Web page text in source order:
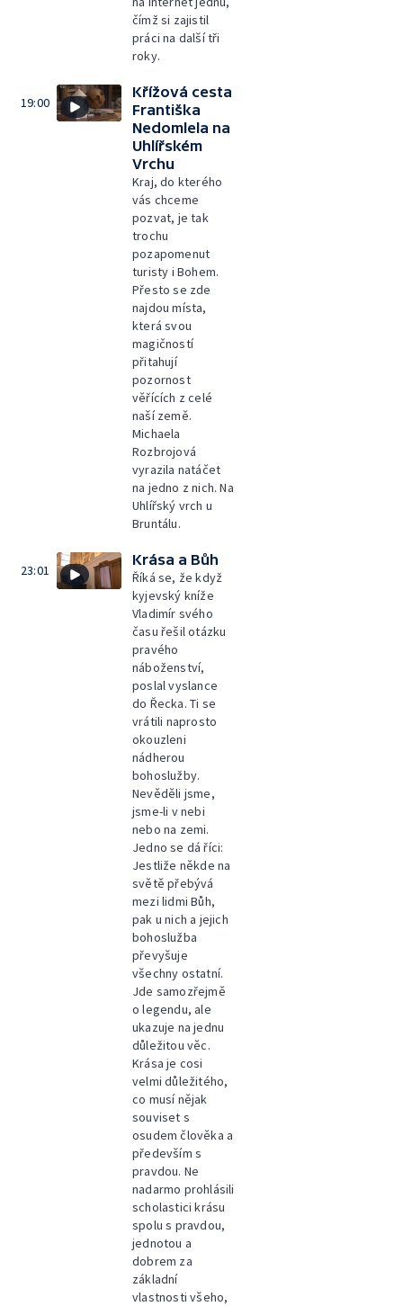
čímž si zajistil
práci na další tři
roky.
19:00
Křížová cesta
Františka
Nedomlela na
Uhlířském
Vrchu
Kraj, do kterého
vás chceme
pozvat, je tak
trochu
pozapomenut
turisty i Bohem.
Přesto se zde
najdou místa,
která svou
magičností
přitahují
pozornost
věřících z celé
naší země.
Michaela
Rozbrojová
vyrazila natáčet
na jedno z nich. Na
Uhlířský vrch u
Bruntálu.
23:01
Krása a Bůh
Říká se, že když
kyjevský kníže
Vladimír svého
času řešil otázku
pravého
náboženství,
poslal vyslance
do Řecka. Ti se
vrátili naprosto
okouzleni
nádherou
bohoslužby.
Nevěděli jsme,
jsme-li v nebi
nebo na zemi.
Jedno se dá říci:
Jestliže někde na
světě přebývá
mezi lidmi Bůh,
pak u nich a jejich
bohoslužba
převyšuje
všechny ostatní.
Jde samozřejmě
o legendu, ale
ukazuje na jednu
důležitou věc.
Krása je cosi
velmi důležitého,
co musí nějak
souviset s
osudem člověka a
především s
pravdou. Ne
nadarmo prohlásili
scholastici krásu
spolu s pravdou,
jednotou a
dobrem za
základní
vlastnosti všeho,